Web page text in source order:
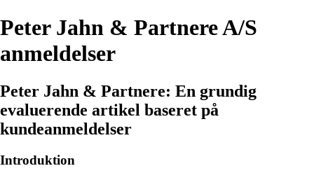
Peter Jahn & Partnere A/S
anmeldelser
Peter Jahn & Partnere: En grundig
evaluerende artikel baseret på
kundeanmeldelser
Introduktion